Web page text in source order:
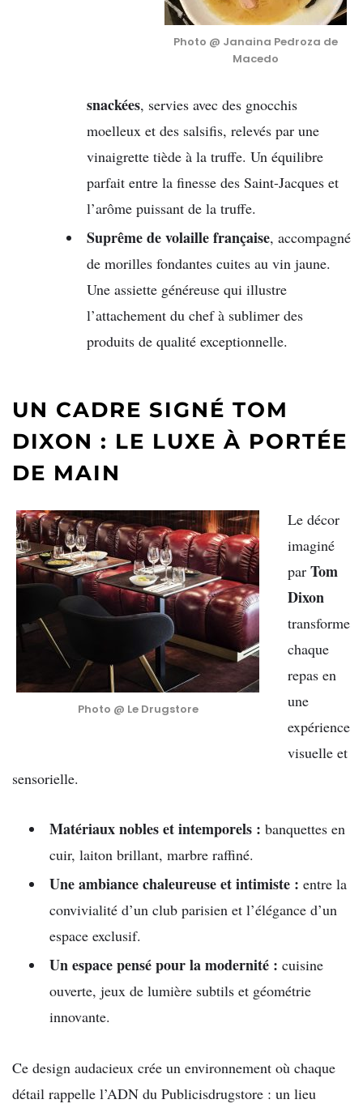
Photo @ Janaina Pedroza de
Macedo
snackées, servies avec des gnocchis
moelleux et des salsifis, relevés par une
vinaigrette tiède à la truffe. Un équilibre
parfait entre la finesse des Saint-Jacques et
l’arôme puissant de la truffe.
Suprême de volaille française, accompagné
de morilles fondantes cuites au vin jaune.
Une assiette généreuse qui illustre
l’attachement du chef à sublimer des
produits de qualité exceptionnelle.
UN CADRE SIGNÉ TOM
DIXON : LE LUXE À PORTÉE
DE MAIN
Photo @ Le Drugstore
Le décor
imaginé
par Tom
Dixon
transforme
chaque
repas en
une
expérience
visuelle et
sensorielle.
Matériaux nobles et intemporels : banquettes en
cuir, laiton brillant, marbre raffiné.
Une ambiance chaleureuse et intimiste : entre la
convivialité d’un club parisien et l’élégance d’un
espace exclusif.
Un espace pensé pour la modernité : cuisine
ouverte, jeux de lumière subtils et géométrie
innovante.
Ce design audacieux crée un environnement où chaque
détail rappelle l’ADN du Publicisdrugstore : un lieu